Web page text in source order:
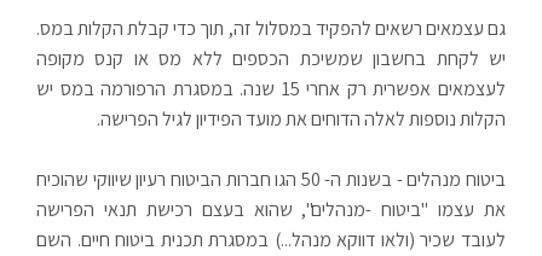
גם עצמאים רשאים להפקיד במסלול זה, תוך כדי קבלת הקלות במס.
יש לקחת בחשבון שמשיכת הכספים ללא מס או קנס מקופה
לעצמאים אפשרית רק אחרי 15 שנה. במסגרת הרפורמה במס יש
הקלות נוספות לאלה הדוחים את מועד הפידיון לגיל הפרישה.
ביטוח מנהלים - בשנות ה- 50 הגו חברות הביטוח רעיון שיווקי שהוכיח
את עצמו "ביטוח -מנהלים", שהוא בעצם רכישת תנאי הפרישה
לעובד שכיר (ולאו דווקא מנהל...) במסגרת תכנית ביטוח חיים. השם